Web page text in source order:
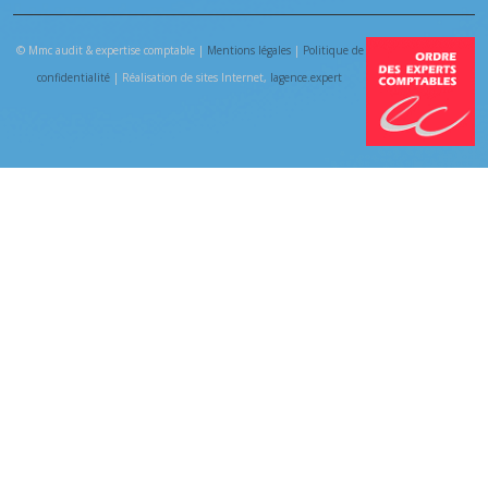
© Mmc audit & expertise comptable | Mentions légales| Politique de
confidentialité | Réalisation de sites Internet, lagence.expert